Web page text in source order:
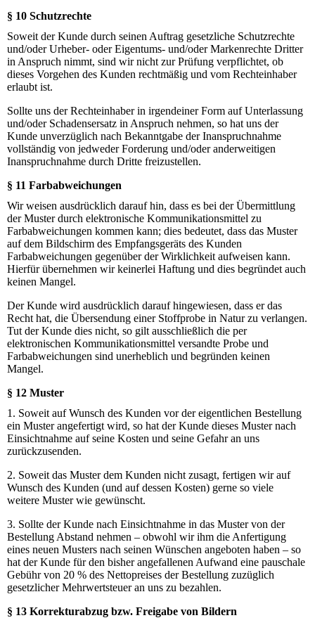
§ 10 Schutzrechte
Soweit der Kunde durch seinen Auftrag gesetzliche Schutzrechte
und/oder Urheber- oder Eigentums- und/oder Markenrechte Dritter
in Anspruch nimmt, sind wir nicht zur Prüfung verpflichtet, ob
dieses Vorgehen des Kunden rechtmäßig und vom Rechteinhaber
erlaubt ist.
Sollte uns der Rechteinhaber in irgendeiner Form auf Unterlassung
und/oder Schadensersatz in Anspruch nehmen, so hat uns der
Kunde unverzüglich nach Bekanntgabe der Inanspruchnahme
vollständig von jedweder Forderung und/oder anderweitigen
Inanspruchnahme durch Dritte freizustellen.
§ 11 Farbabweichungen
Wir weisen ausdrücklich darauf hin, dass es bei der Übermittlung
der Muster durch elektronische Kommunikationsmittel zu
Farbabweichungen kommen kann; dies bedeutet, dass das Muster
auf dem Bildschirm des Empfangsgeräts des Kunden
Farbabweichungen gegenüber der Wirklichkeit aufweisen kann.
Hierfür übernehmen wir keinerlei Haftung und dies begründet auch
keinen Mangel.
Der Kunde wird ausdrücklich darauf hingewiesen, dass er das
Recht hat, die Übersendung einer Stoffprobe in Natur zu verlangen.
Tut der Kunde dies nicht, so gilt ausschließlich die per
elektronischen Kommunikationsmittel versandte Probe und
Farbabweichungen sind unerheblich und begründen keinen
Mangel.
§ 12 Muster
1. Soweit auf Wunsch des Kunden vor der eigentlichen Bestellung
ein Muster angefertigt wird, so hat der Kunde dieses Muster nach
Einsichtnahme auf seine Kosten und seine Gefahr an uns
zurückzusenden.
2. Soweit das Muster dem Kunden nicht zusagt, fertigen wir auf
Wunsch des Kunden (und auf dessen Kosten) gerne so viele
weitere Muster wie gewünscht.
3. Sollte der Kunde nach Einsichtnahme in das Muster von der
Bestellung Abstand nehmen – obwohl wir ihm die Anfertigung
eines neuen Musters nach seinen Wünschen angeboten haben – so
hat der Kunde für den bisher angefallenen Aufwand eine pauschale
Gebühr von 20 % des Nettopreises der Bestellung zuzüglich
gesetzlicher Mehrwertsteuer an uns zu bezahlen.
§ 13 Korrekturabzug bzw. Freigabe von Bildern